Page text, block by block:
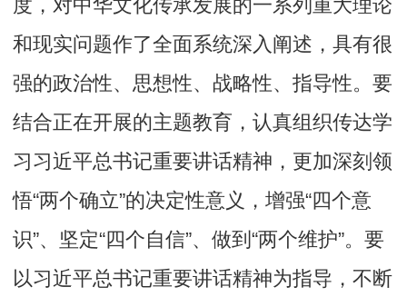
度，对中华文化传承发展的一系列重大理论
和现实问题作了全面系统深入阐述，具有很
强的政治性、思想性、战略性、指导性。要
结合正在开展的主题教育，认真组织传达学
习习近平总书记重要讲话精神，更加深刻领
悟“两个确立”的决定性意义，增强“四个意
识”、坚定“四个自信”、做到“两个维护”。要
以习近平总书记重要讲话精神为指导，不断